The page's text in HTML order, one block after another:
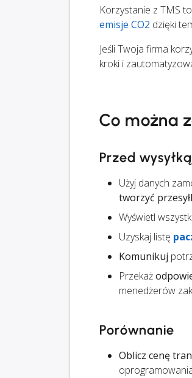
Korzystanie z TMS
emisje CO2 dzięki
Jeśli Twoja firma
kroki i
Co można
Przed wysyłką
Użyj danych
tworzyć
Wyświetl
Uzyskaj listę
Komunikuj
Przekaż
menedżerów
Porównanie
Oblicz cenę